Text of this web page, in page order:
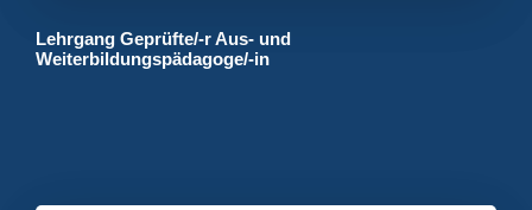
Lehrgang Geprüfte/-r Aus- und
Weiterbildungspädagoge/-in